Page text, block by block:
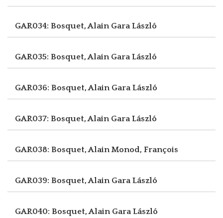
GAR034: Bosquet, Alain Gara László
GAR035: Bosquet, Alain Gara László
GAR036: Bosquet, Alain Gara László
GAR037: Bosquet, Alain Gara László
GAR038: Bosquet, AlainMonod, François
GAR039: Bosquet, Alain Gara László
GAR040: Bosquet, Alain Gara László